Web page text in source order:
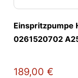
Einspritzpumpe
0261520702
189,00 €